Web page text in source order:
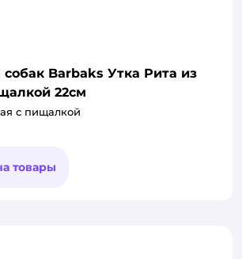
Barbaks Утка Рита из
22см
с пищалкой
товары